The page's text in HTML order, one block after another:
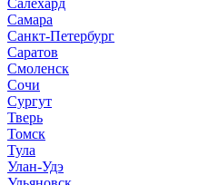
Салехард
Самара
Санкт-Петербург
Саратов
Смоленск
Сочи
Сургут
Тверь
Томск
Тула
Улан-Удэ